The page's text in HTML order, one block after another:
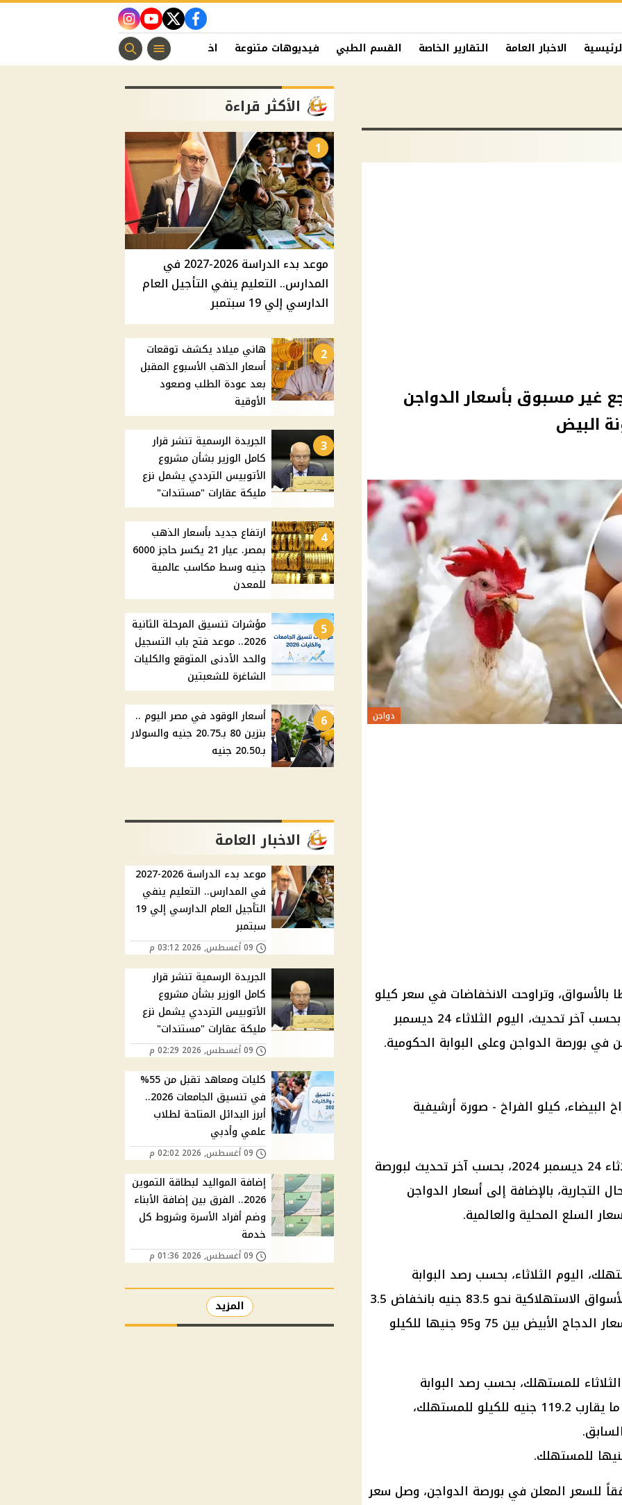
facebook
twitter
youtube
instagram
الاخبار العامة التقارير الخاصة القسم الطبي فيديوهات متنوعة اخبار الفن منوعات مسيحية
غير مسبوق بأسعار الدواجن
البيض
دواجن
بالأسواق، وتراوحت الانخفاضات في سعر كيلو
الدجاج من 50 قرشا إلى 3.5 جنيه، بحسب آخر تحديث، اليوم الثلاثاء 24 ديسمبر
تعرف على أسعار الفراخ اليوم الثلاثاء 24 ديسمبر 2024، بحسب آخر تحديث لبورصة
التجارية، بالإضافة إلى أسعار الدواجن
السلع المحلية والعالمية.
اليوم الثلاثاء، بحسب رصد البوابة
الحكومية، بلغ متوسط ​​سعره في الأسواق الاستهلاكية نحو 83.5 جنيه بانخفاض 3.5
جنيه عن سعره السابق. وتراوحت أسعار الدجاج الأبيض بين 75 و95 جنيها للكيلو
للمستهلك، بحسب رصد البوابة
الحكومية، فقد بلغ متوسط ​​سعره ما يقارب 119.2 جنيه للكيلو للمستهلك،
للسعر المعلن في بورصة الدواجن، وصل سعر
الأكثر قراءة
1
موعد بدء الدراسة 2026-2027 في
المدارس.. التعليم ينفي التأجيل العام
الدارسي إلي 19 سبتمبر
2
هاني ميلاد يكشف توقعات
أسعار الذهب الأسبوع المقبل
بعد عودة الطلب وصعود
الأوقية
3
الجريدة الرسمية تنشر قرار
كامل الوزير بشأن مشروع
الأتوبيس الترددي يشمل نزع
مليكة عقارات "مستندات"
4
ارتفاع جديد بأسعار الذهب
بمصر. عيار 21 يكسر حاجز 6000
جنيه وسط مكاسب عالمية
للمعدن
5
مؤشرات تنسيق المرحلة الثانية
2026.. موعد فتح باب التسجيل
والحد الأدنى المتوقع والكليات
الشاغرة للشعبتين
6
أسعار الوقود في مصر اليوم ..
بنزين 80 بـ20.75 جنيه والسولار
بـ20.50 جنيه
الاخبار العامة
موعد بدء الدراسة 2026-2027
في المدارس.. التعليم ينفي
التأجيل العام الدارسي إلي 19
سبتمبر
09 أغسطس, 2026 03:12 م
الجريدة الرسمية تنشر قرار
كامل الوزير بشأن مشروع
الأتوبيس الترددي يشمل نزع
مليكة عقارات "مستندات"
09 أغسطس, 2026 02:29 م
كليات ومعاهد تقبل من 55%
في تنسيق الجامعات 2026..
أبرز البدائل المتاحة لطلاب
علمي وأدبي
09 أغسطس, 2026 02:02 م
إضافة المواليد لبطاقة التموين
2026.. الفرق بين إضافة الأبناء
وضم أفراد الأسرة وشروط كل
خدمة
09 أغسطس, 2026 01:36 م
المزيد